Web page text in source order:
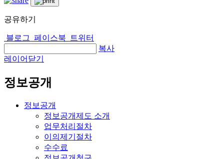
공유하기
블로그 페이스북
트위터
복사
레이어닫기
정보공개
정보공개
정보공개제도 소개
업무처리절차
이의제기절차
수수료